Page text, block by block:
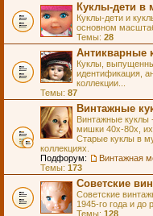
Куклы-дети в
Куклы-дети и
основном
Темы: 28
Антикварные
Куклы,
идентификация,
коллекции...
Темы: 87
Винтажные
Винтажные куклы
мишки 40х-80х, их
Старые куклы в
коллекциях.
Подфорум:
Темы: 173
Советские
Советские
1945-го года и
Темы: 128